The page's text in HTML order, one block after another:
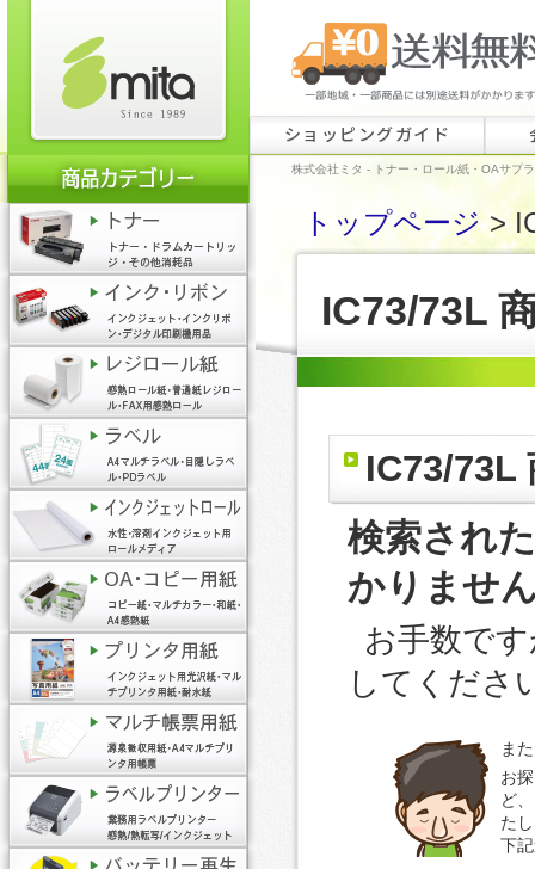
ショッピングガイド
株式会社ミタ - トナー・ロール紙・OAサプ
トップページ>
IC73/73L
IC73/73L
検索され
かりませ
お手数で
してくださ
ま
お
ど
た
下